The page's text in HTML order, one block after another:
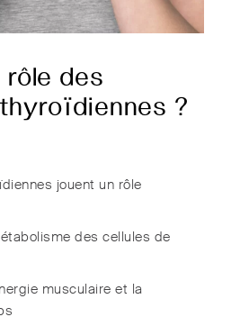
rôle des
?
jouent un rôle
des cellules de
musculaire et la